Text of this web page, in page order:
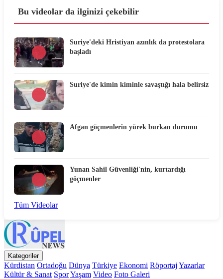
Bu videolar da ilginizi çekebilir
Suriye'deki Hristiyan azınlık da protestolara
başladı
Suriye'de kimin kiminle savaştığı hala belirsiz
Afgan göçmenlerin yürek burkan durumu
Yunan Sahil Güvenliği'nin, kurtardığı
göçmenler
Tüm Videolar
Kategoriler
Kürdistan Ortadoğu Dünya Türkiye Ekonomi Röportaj Yazarlar
Kültür & Sanat SporYaşam Video Foto Galeri